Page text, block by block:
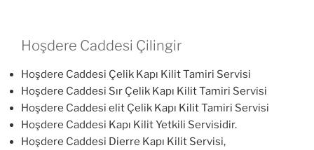
Hoşdere Caddesi Çilingir
Hoşdere Caddesi Çelik Kapı Kilit Tamiri Servisi
Hoşdere Caddesi Sır Çelik Kapı Kilit Tamiri Servisi
Hoşdere Caddesi elit Çelik Kapı Kilit Tamiri Servisi
Hoşdere Caddesi Kapı Kilit Yetkili Servisidir.
Hoşdere Caddesi Dierre Kapı Kilit Servisi,